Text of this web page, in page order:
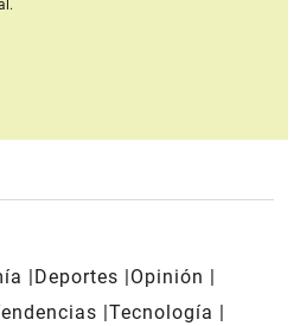
Deportes
Opinión
Tecnología